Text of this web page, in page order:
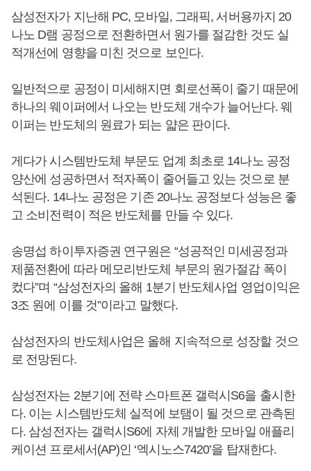
삼성전자가 지난해 PC, 모바일, 그래픽, 서버용까지 20
나노 D램 공정으로 전환하면서 원가를 절감한 것도 실
적개선에 영향을 미친 것으로 보인다.
일반적으로 공정이 미세해지면 회로선폭이 줄기 때문에
하나의 웨이퍼에서 나오는 반도체 개수가 늘어난다. 웨
이퍼는 반도체의 원료가 되는 얇은 판이다.
게다가 시스템반도체 부문도 업계 최초로 14나노 공정
양산에 성공하면서 적자폭이 줄어들고 있는 것으로 분
석된다. 14나노 공정은 기존 20나노 공정보다 성능은 좋
고 소비전력이 적은 반도체를 만들 수 있다.
송명섭 하이투자증권 연구원은 “성공적인 미세공정과
제품전환에 따라 메모리반도체 부문의 원가절감 폭이
컸다”며 “삼성전자의 올해 1분기 반도체사업 영업이익은
3조 원에 이를 것”이라고 말했다.
삼성전자의 반도체사업은 올해 지속적으로 성장할 것으
로 전망된다.
삼성전자는 2분기에 전략 스마트폰 갤럭시S6을 출시한
다. 이는 시스템반도체 실적에 보탬이 될 것으로 관측된
다. 삼성전자는 갤럭시S6에 자체 개발한 모바일 애플리
케이션 프로세서(AP)인 ‘엑시노스7420’을 탑재한다.